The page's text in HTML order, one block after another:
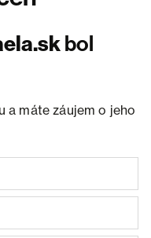
bol
a máte záujem o jeho